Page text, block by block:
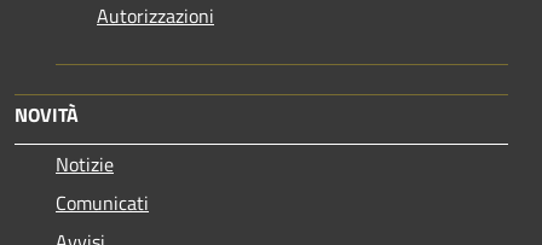
Autorizzazioni
NOVITÀ
Notizie
Comunicati